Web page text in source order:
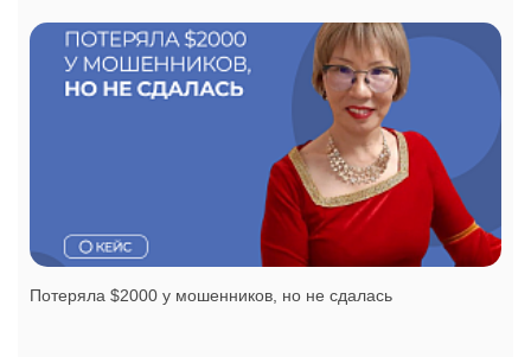
Потеряла $2000 у мошенников, но не сдалась